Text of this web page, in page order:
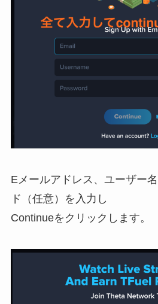
Eメールアドレス、ユーザー
ド（任意）を入力し
Continueをクリックします。